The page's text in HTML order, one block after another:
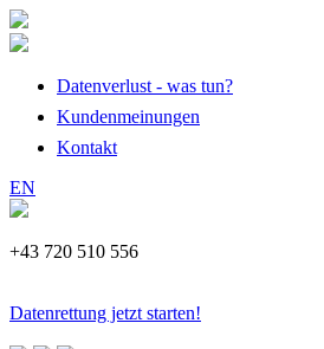
Datenverlust - was tun?
Kundenmeinungen
Kontakt
EN
+43 720 510 556
Datenrettung jetzt starten!